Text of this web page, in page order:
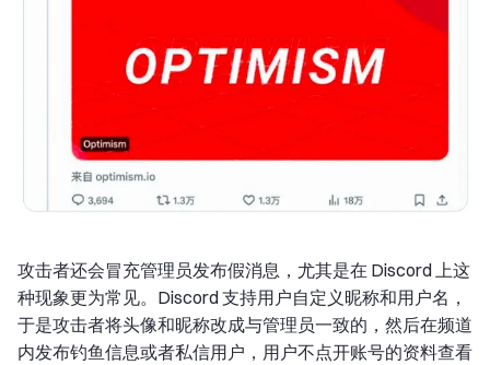
攻击者还会冒充管理员发布假消息，尤其是在 Discord 上这
种现象更为常见。Discord 支持用户自定义昵称和用户名，
于是攻击者将头像和昵称改成与管理员一致的，然后在频道
内发布钓鱼信息或者私信用户，用户不点开账号的资料查看